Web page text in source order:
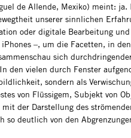
de Allende, Mexiko) meint: ja.
unserer sinnlichen
oder digitale Bearbeitung
–, um die Facetten, in
sich
den vielen durch Fenster
sondern als
von Flüssigem, Subjekt von
der Darstellung des
so deutlich von den